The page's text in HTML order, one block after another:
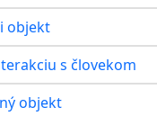
objekt
s človekom
objekt